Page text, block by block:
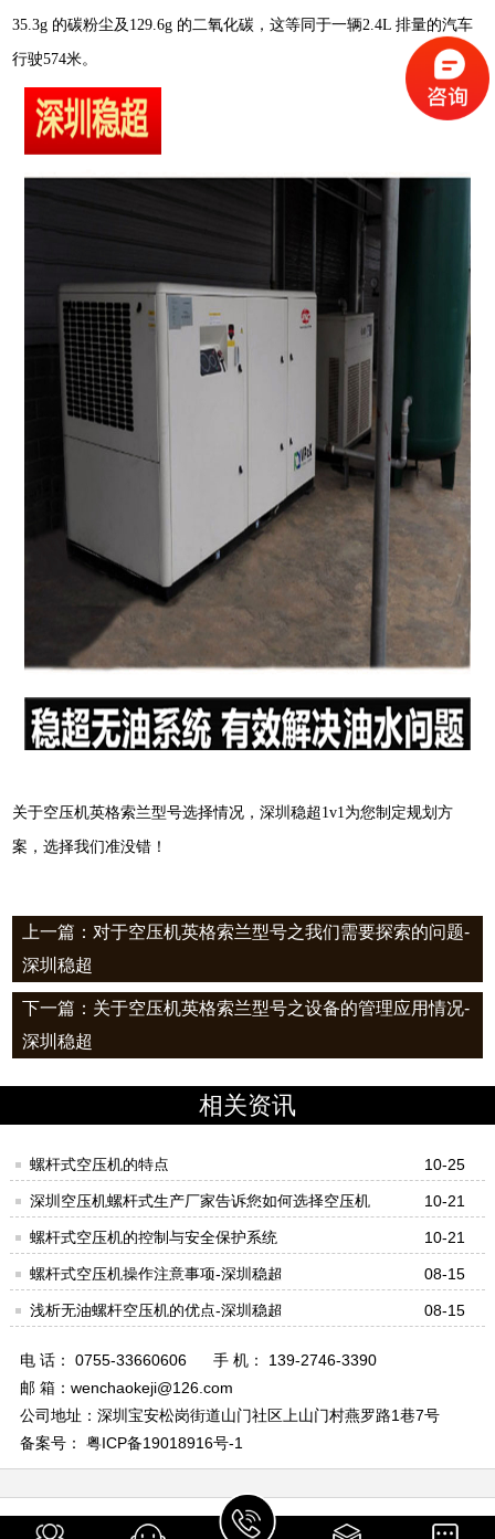
35.3g 的碳粉尘及129.6g 的二氧化碳，这等同于一辆2.4L 排量的汽车
行驶574米。
关于空压机英格索兰型号选择情况，深圳稳超1v1为您制定规划方
案，选择我们准没错！
上一篇：对于空压机英格索兰型号之我们需要探索的问题-
深圳稳超
下一篇：关于空压机英格索兰型号之设备的管理应用情况-
深圳稳超
相关资讯
螺杆式空压机的特点 10-25
深圳空压机螺杆式生产厂家告诉您如何选择空压机 10-21
螺杆式空压机的控制与安全保护系统 10-21
螺杆式空压机操作注意事项-深圳稳超 08-15
浅析无油螺杆空压机的优点-深圳稳超 08-15
电 话： 0755-33660606
手 机： 139-2746-3390
邮 箱：wenchaokeji@126.com
公司地址：深圳宝安松岗街道山门社区上山门村燕罗路1巷7号
备案号： 粤ICP备19018916号-1